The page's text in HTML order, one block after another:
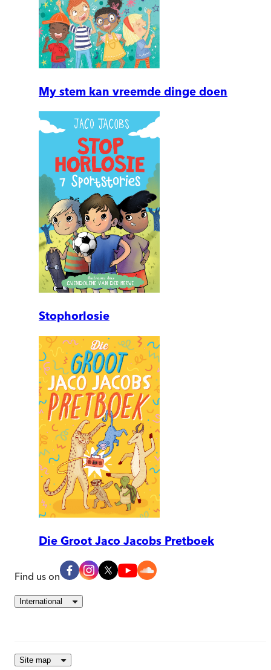
My stem kan vreemde dinge doen
Stophorlosie
Die Groot Jaco Jacobs Pretboek
Find us on
International
Site map